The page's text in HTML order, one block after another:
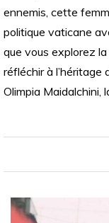
ennemis, cette
politique vaticane
que vous explorez
réfléchir à l’héritage
Olimpia Maidalchini,